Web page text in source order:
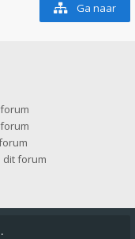
Ga naar
dit forum